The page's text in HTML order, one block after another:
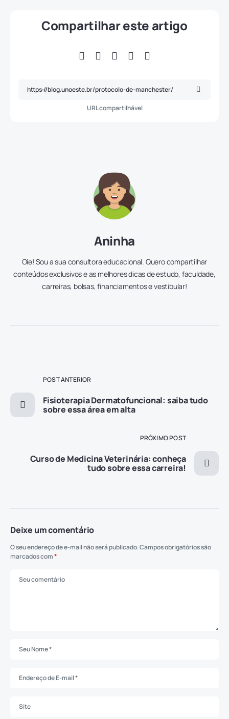
Compartilhar este artigo
URL compartilhável
Aninha
Oie! Sou a sua consultora educacional. Quero compartilhar
conteúdos exclusivos e as melhores dicas de estudo, faculdade,
carreiras, bolsas, financiamentos e vestibular!
POST ANTERIOR
Fisioterapia Dermatofuncional: saiba tudo
sobre essa área em alta
PRÓXIMO POST
Curso de Medicina Veterinária: conheça
tudo sobre essa carreira!
Deixe um comentário
O seu endereço de e-mail não será publicado.Campos obrigatórios são
marcados com*